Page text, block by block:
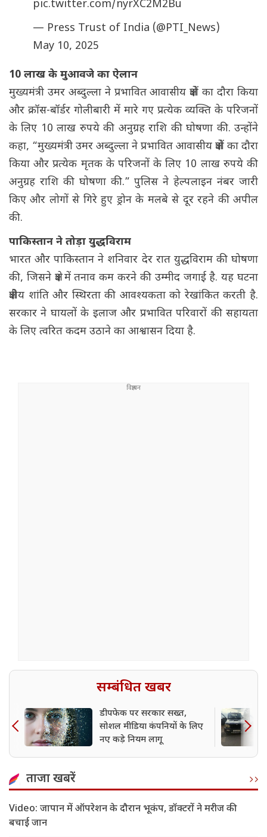
pic.twitter.com/nyrXC2M2Bu
— Press Trust of India (@PTI_News)
May 10, 2025
10 लाख के मुआवजे का ऐलान
मुख्यमंत्री उमर अब्दुल्ला ने प्रभावित आवासीय क्षेत्रों का दौरा किया
और क्रॉस-बॉर्डर गोलीबारी में मारे गए प्रत्येक व्यक्ति के परिजनों
के लिए 10 लाख रुपये की अनुग्रह राशि की घोषणा की. उन्होंने
कहा, “मुख्यमंत्री उमर अब्दुल्ला ने प्रभावित आवासीय क्षेत्रों का दौरा
किया और प्रत्येक मृतक के परिजनों के लिए 10 लाख रुपये की
अनुग्रह राशि की घोषणा की.” पुलिस ने हेल्पलाइन नंबर जारी
किए और लोगों से गिरे हुए ड्रोन के मलबे से दूर रहने की अपील
की.
पाकिस्तान ने तोड़ा युद्धविराम
भारत और पाकिस्तान ने शनिवार देर रात युद्धविराम की घोषणा
की, जिसने क्षेत्र में तनाव कम करने की उम्मीद जगाई है. यह घटना
क्षेत्रीय शांति और स्थिरता की आवश्यकता को रेखांकित करती है.
सरकार ने घायलों के इलाज और प्रभावित परिवारों की सहायता
के लिए त्वरित कदम उठाने का आश्वासन दिया है.
सम्बंधित खबर
डीपफेक पर सरकार सख्त,
सोशल मीडिया कंपनियों के लिए
नए कड़े नियम लागू
ताजा खबरें
Video: जापान में ऑपरेशन के दौरान भूकंप, डॉक्टरों ने मरीज की
बचाई जान